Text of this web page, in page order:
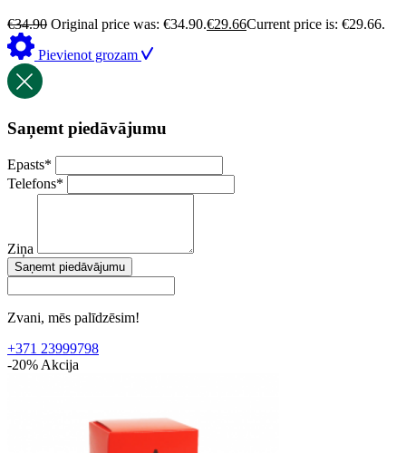
€34.90 Original price was: €34.90.€29.66Current price is: €29.66.
Pievienot grozam
Saņemt piedāvājumu
Epasts*
Telefons*
Ziņa
Saņemt piedāvājumu
Zvani, mēs palīdzēsim!
+371 23999798
-20% Akcija